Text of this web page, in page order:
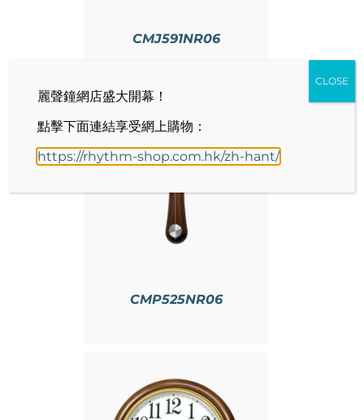
CMJ591NR06
CMP525NR06
麗聲鐘網店盛大開幕！
點擊下面連結享受網上購物：
https://rhythm-shop.com.hk/zh-hant/
CLOSE